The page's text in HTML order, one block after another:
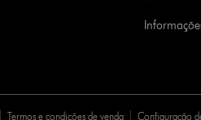
Termos e condições de venda Configuração